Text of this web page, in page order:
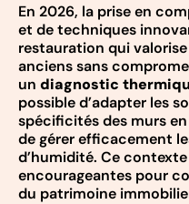
En 2026, la prise en
et de techniques
restauration qui
anciens sans
un diagnostic
possible d’adapter les
spécificités des murs
de gérer efficacement
d’humidité. Ce
encourageantes pour
du patrimoine